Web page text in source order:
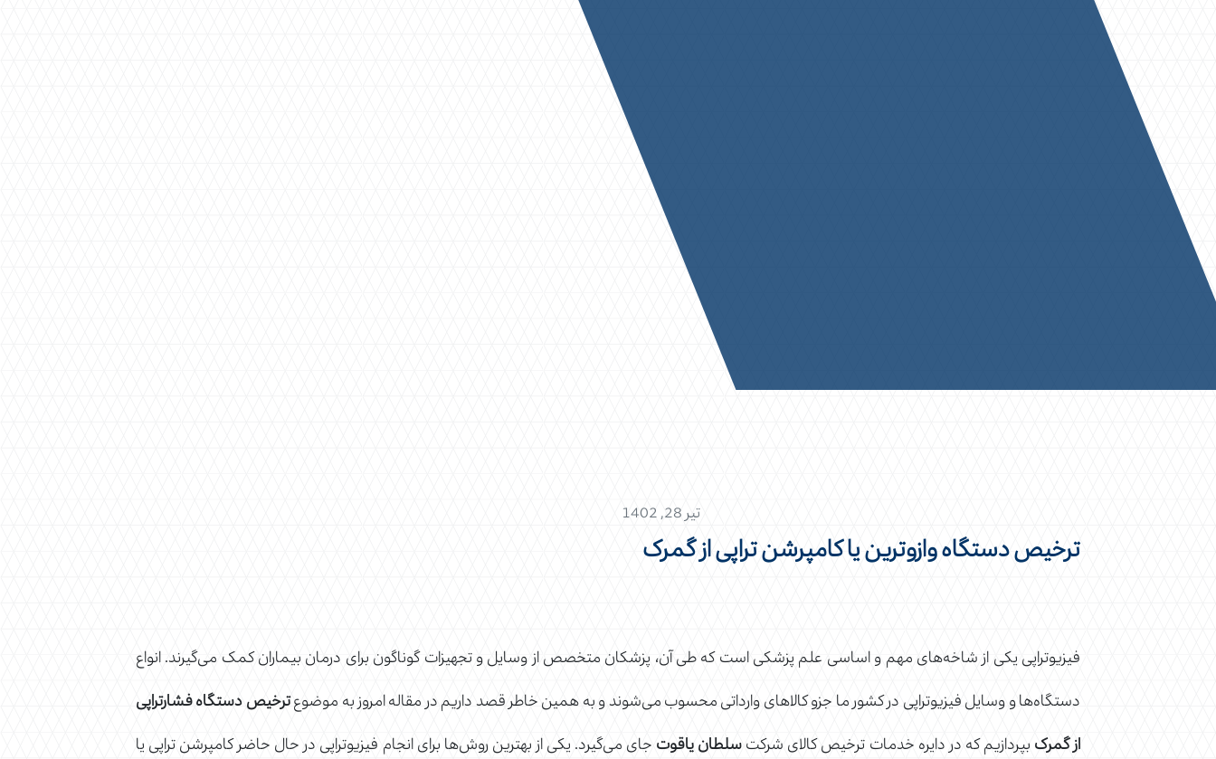
تیر 28, 1402
ترخیص دستگاه وازوترین یا کامپرشن تراپی از گمرک
فیزیوتراپی یکی از شاخه‌های مهم و اساسی علم پزشکی است که طی آن، پزشکان متخصص از وسایل و تجهیزات گوناگون برای درمان بیماران کمک می‌گیرند. انواع
دستگاه‌ها و وسایل فیزیوتراپی در کشور ما جزو کالاهای وارداتی محسوب می‌شوند و به همین خاطر قصد داریم در مقاله امروز به موضوعترخیص دستگاه فشارتراپی
از گمرک بپردازیم که در دایره خدمات ترخیص کالای شرکتسلطان یاقوت جای می‌گیرد. یکی از بهترین روش‌ها برای انجام فیزیوتراپی در حال حاضر کامپرشن تراپی یا